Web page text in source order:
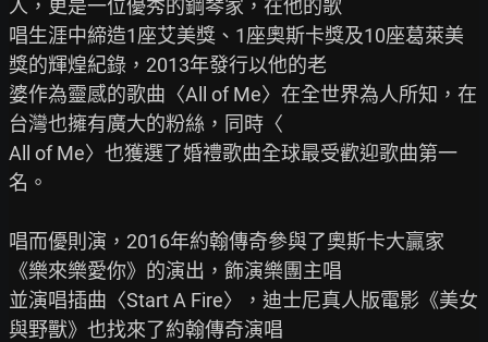
人，更是一位優秀的鋼琴家，在他的歌
唱生涯中締造1座艾美獎、1座奧斯卡獎及10座葛萊美
獎的輝煌紀錄，2013年發行以他的老
婆作為靈感的歌曲〈All of Me〉在全世界為人所知，在
台灣也擁有廣大的粉絲，同時〈
All of Me〉也獲選了婚禮歌曲全球最受歡迎歌曲第一
名。
唱而優則演，2016年約翰傳奇參與了奧斯卡大贏家
《樂來樂愛你》的演出，飾演樂團主唱
並演唱插曲〈Start A Fire〉，迪士尼真人版電影《美女
與野獸》也找來了約翰傳奇演唱